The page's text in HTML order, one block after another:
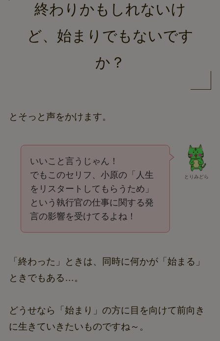
終わりかもしれないけ
ど、始まりでもないです
か？
とそっと声をかけます。
とりみどら
いいこと言うじゃん！
でもこのセリフ、小原の「人生
をリスタートしてもらうため」
という執行官の仕事に関する発
言の影響を受けてるよね！
「終わった」ときは、同時に何かが「始まる」
ときでもある…。
どうせなら「始まり」の方に目を向けて前向き
に生きていきたいものですね～。